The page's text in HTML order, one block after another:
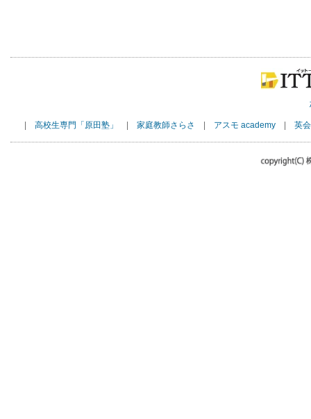
| 高校生専門「原田塾」 | 家庭教師さらさ | アスモ academy| 英